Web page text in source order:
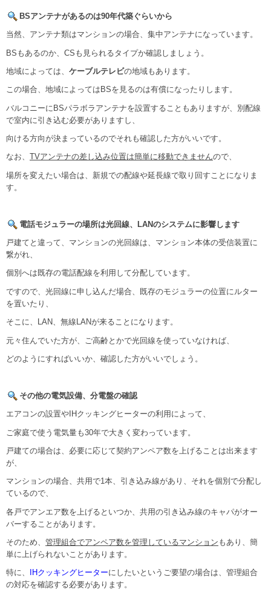
BSアンテナがあるのは90年代築ぐらいから
当然、アンテナ類はマンションの場合、集中アンテナになっています。
BSもあるのか、CSも見られるタイプか確認しましょう。
地域によっては、 ケーブルテレビの地域もあります。
この場合、地域によってはBSを見るのは有償になったりします。
バルコニーにBSパラボラアンテナを設置することもありますが、別配線
で室内に引き込む必要がありますし、
向ける方向が決まっているのでそれも確認した方がいいです。
なお、 TVアンテナの差し込み位置は簡単に移動できませんので、
場所を変えたい場合は、新規での配線や延長線で取り回すことになりま
す。
電話モジュラーの場所は光回線、LANのシステムに影響します
戸建てと違って、マンションの光回線は、マンション本体の受信装置に
繋がれ、
個別へは既存の電話配線を利用して分配しています。
ですので、光回線に申し込んだ場合、既存のモジュラーの位置にルター
を置いたり、
そこに、LAN、無線LANが来ることになります。
元々住んでいた方が、ご高齢とかで光回線を使っていなければ、
どのようにすればいいか、確認した方がいいでしょう。
その他の電気設備、分電盤の確認
エアコンの設置やIHクッキングヒーターの利用によって、
ご家庭で使う電気量も30年で大きく変わっています。
戸建ての場合は、必要に応じて契約アンペア数を上げることは出来ます
が、
マンションの場合、共用で1本、引き込み線があり、それを個別で分配し
ているので、
各戸でアンエア数を上げるといつか、共用の引き込み線のキャパがオー
バーすることがあります。
そのため、 管理組合でアンペア数を管理しているマンション もあり、簡
単に上げられないことがあります。
特に、 IHクッキングヒーターにしたいというご要望の場合は、管理組合
の対応を確認する必要があります。